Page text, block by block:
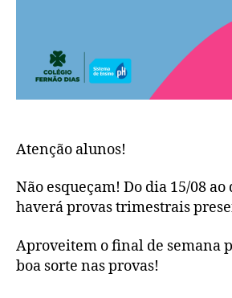
Atenção alunos!
Não esqueçam! Do dia 15/08 ao
haverá provas trimestrais
Aproveitem o final de semana
boa sorte nas provas!